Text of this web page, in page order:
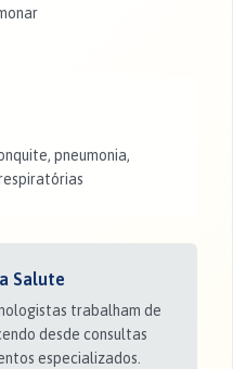
pneumonia,
Salute
trabalham de
desde consultas
especializados.